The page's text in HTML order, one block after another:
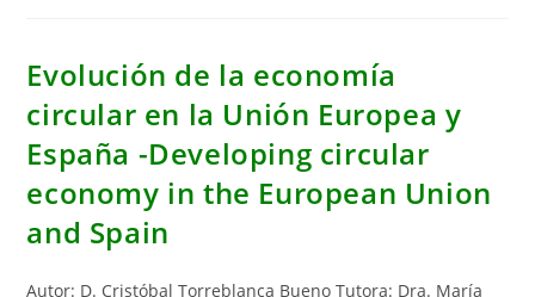
In
A
Education
Institution
Using
The
LMDI
Approach:
Universidad
Evolución de la economía
circular en la Unión Europea y
España -Developing circular
economy in the European Union
and Spain
Autor: D. Cristóbal Torreblanca Bueno Tutora: Dra. María